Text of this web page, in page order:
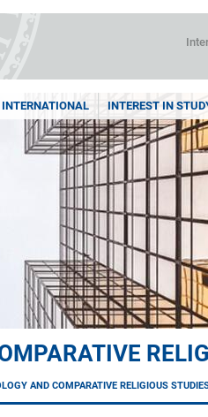
INTERNATIONAL INTEREST IN
AND COMPARATIVE RELIGIOUS